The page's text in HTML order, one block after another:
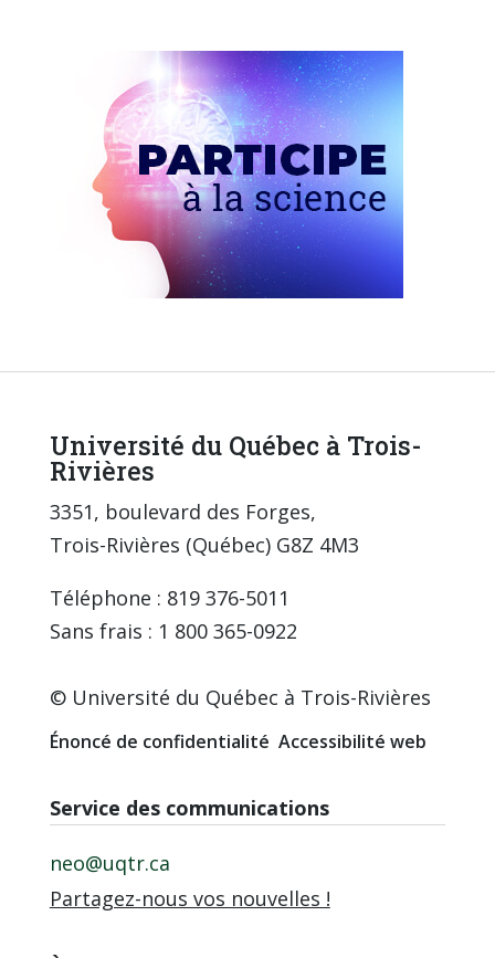
Université du Québec à Trois-
Rivières
3351, boulevard des Forges,
Trois-Rivières (Québec) G8Z 4M3
Téléphone : 819 376-5011
Sans frais : 1 800 365-0922
© Université du Québec à Trois-Rivières
Énoncé de confidentialité Accessibilité web
Service des communications
neo@uqtr.ca
Partagez-nous vos nouvelles !